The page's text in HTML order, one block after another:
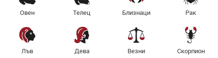
Овен Телец Близнаци Рак
Лъв Дева Везни Скорпион